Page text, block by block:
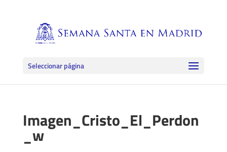
Seleccionar página
Imagen_Cristo_El_Perdon
_w